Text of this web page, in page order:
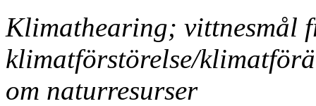
Klimathearing; vittnesmål
klimatförstörelse/
om naturresurser